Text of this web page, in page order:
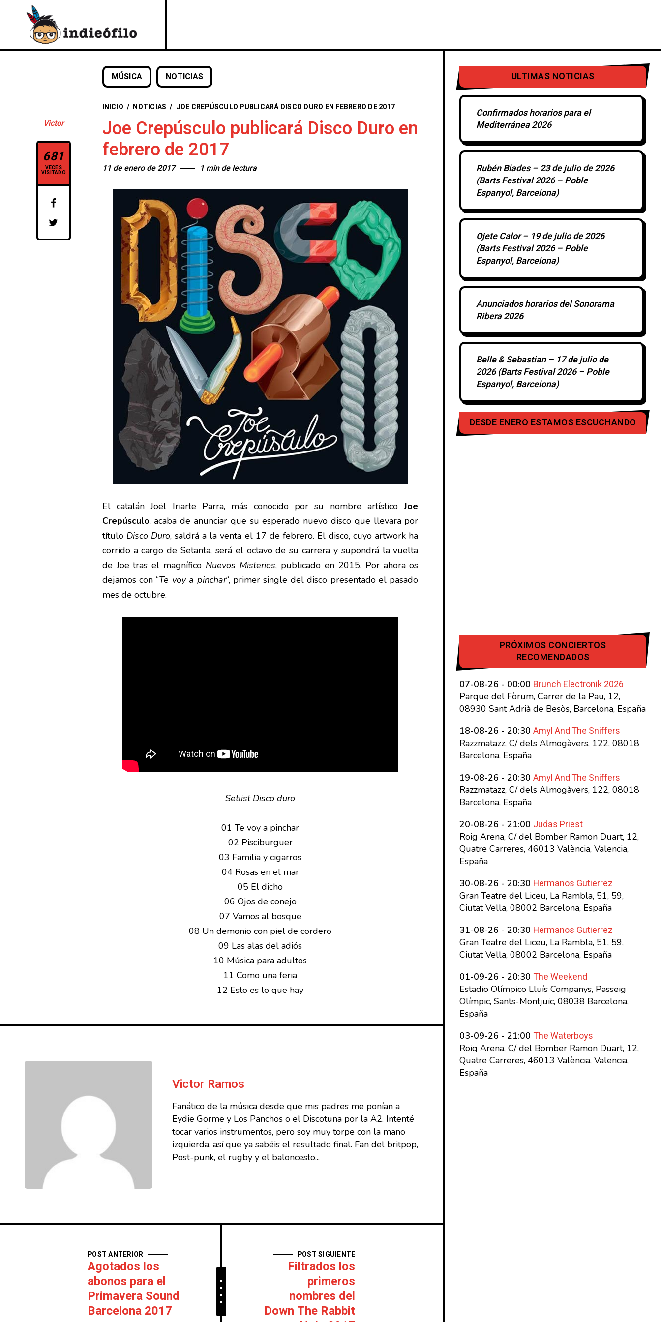
Victor
681
VECES
VISITADO
MÚSICA NOTICIAS
INICIO / NOTICIAS / JOE CREPÚSCULO PUBLICARÁ DISCO DURO EN FEBRERO DE 2017
Joe Crepúsculo publicará Disco Duro en
febrero de 2017
11 de enero de 2017 1 min de lectura
El catalán Joël Iriarte Parra, más conocido por su nombre artísticoJoe
Crepúsculo, acaba de anunciar que su esperado nuevo disco que llevara por
título Disco Duro, saldrá a la venta el 17 de febrero. El disco, cuyo artwork ha
corrido a cargo de Setanta, será el octavo de su carrera y supondrá la vuelta
de Joe tras el magnífico Nuevos Misterios, publicado en 2015. Por ahora os
dejamos con “Te voy a pinchar“, primer single del disco presentado el pasado
mes de octubre.
Setlist Disco duro
01 Te voy a pinchar
02 Pisciburguer
03 Familia y cigarros
04 Rosas en el mar
05 El dicho
06 Ojos de conejo
07 Vamos al bosque
08 Un demonio con piel de cordero
09 Las alas del adiós
10 Música para adultos
11 Como una feria
12 Esto es lo que hay
Victor Ramos
Fanático de la música desde que mis padres me ponían a
Eydie Gorme y Los Panchos o el Discotuna por la A2. Intenté
tocar varios instrumentos, pero soy muy torpe con la mano
izquierda, así que ya sabéis el resultado final. Fan del britpop,
Post-punk, el rugby y el baloncesto...
POST ANTERIOR
Agotados los
abonos para el
Primavera Sound
Barcelona 2017
POST SIGUIENTE
Filtrados los
primeros
nombres del
Down The Rabbit
ULTIMAS NOTICIAS
Confirmados horarios para el
Mediterránea 2026
Rubén Blades – 23 de julio de 2026
(Barts Festival 2026 – Poble
Espanyol, Barcelona)
Ojete Calor – 19 de julio de 2026
(Barts Festival 2026 – Poble
Espanyol, Barcelona)
Anunciados horarios del Sonorama
Ribera 2026
Belle & Sebastian – 17 de julio de
2026 (Barts Festival 2026 – Poble
Espanyol, Barcelona)
DESDE ENERO ESTAMOS ESCUCHANDO
PRÓXIMOS CONCIERTOS
RECOMENDADOS
07-08-26 - 00:00 Brunch Electronik 2026
Parque del Fòrum, Carrer de la Pau, 12,
08930 Sant Adrià de Besòs, Barcelona, España
18-08-26 - 20:30 Amyl And The Sniffers
Razzmatazz, C/ dels Almogàvers, 122, 08018
Barcelona, España
19-08-26 - 20:30 Amyl And The Sniffers
Razzmatazz, C/ dels Almogàvers, 122, 08018
Barcelona, España
20-08-26 - 21:00 Judas Priest
Roig Arena, C/ del Bomber Ramon Duart, 12,
Quatre Carreres, 46013 València, Valencia,
España
30-08-26 - 20:30 Hermanos Gutierrez
Gran Teatre del Liceu, La Rambla, 51, 59,
Ciutat Vella, 08002 Barcelona, España
31-08-26 - 20:30 Hermanos Gutierrez
Gran Teatre del Liceu, La Rambla, 51, 59,
Ciutat Vella, 08002 Barcelona, España
01-09-26 - 20:30 The Weekend
Estadio Olímpico Lluís Companys, Passeig
Olímpic, Sants-Montjuïc, 08038 Barcelona,
España
03-09-26 - 21:00 The Waterboys
Roig Arena, C/ del Bomber Ramon Duart, 12,
Quatre Carreres, 46013 València, Valencia,
España